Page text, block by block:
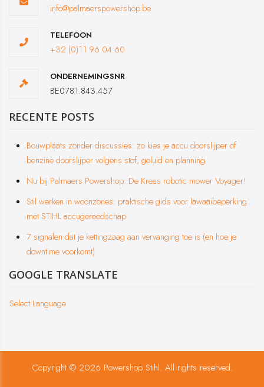
info@palmaerspowershop.be
TELEFOON
+32 (0)11 96 04 60
ONDERNEMINGSNR
BE0781.843.457
RECENTE POSTS
Bouwplaats zonder discussies: zo kies je accu doorslijper of
benzine doorslijper volgens stof, geluid en planning
Nu bij Palmaers Powershop: De Kress robotic mower Voyager!
Stil werken in woonzones: praktische gids voor lawaaibeperking
met STIHL accugereedschap
7 signalen dat je kettingzaag aan vervanging toe is (en hoe je
downtime voorkomt)
GOOGLE TRANSLATE
Select Language
Copyright © 2026 Powershop Stihl. All rights reserved.